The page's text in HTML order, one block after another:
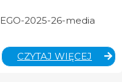
2025-26-media
CZYTAJ WIĘCEJ
ROKU